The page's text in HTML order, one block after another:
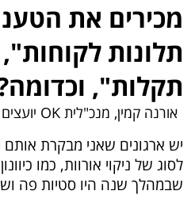
מכירים את
תלונות
תקלות",
אורנה קמין, מנכ"לית OK יועצים לניהול
יש ארגונים שאני מבקרת
לסוג של ניקוי אורוות, כמו
שבמהלך שנה היו סטיות פה